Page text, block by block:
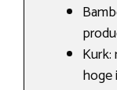
hoge